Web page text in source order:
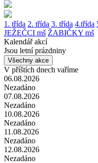
1. třída 2. třída 3. třída 4.třída
JEŽEČCI mš ŽABIČKY mš
Kalendář akcí
Jsou letní prázdniny
Všechny akce
V příštích dnech vaříme
06.08.2026
Nezadáno
07.08.2026
Nezadáno
10.08.2026
Nezadáno
11.08.2026
Nezadáno
12.08.2026
Nezadáno